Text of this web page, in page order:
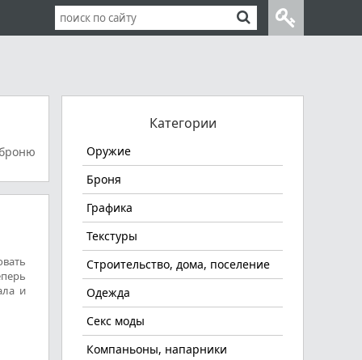
и
Категории
Оружие
Броня
Графика
Текстуры
Строительство, дома, поселение
Одежда
Секс моды
Компаньоны, напарники